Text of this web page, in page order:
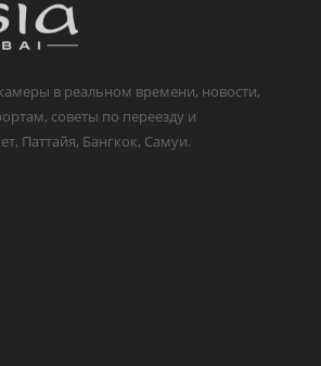
в реальном времени, новости,
советы по переезду и
Паттайя, Бангкок, Самуи.